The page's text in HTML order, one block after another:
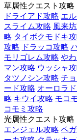
草属性クエスト攻略
ドライアド攻略 エ
スライム攻略 風来
略 タイボクモドキ
攻略 ドラッコ攻略
モリゴレム攻略 や
マン攻略 ウッシャ
タツノシン攻略 チ
ード攻略 オーロラ
略 キウイ攻略 モコ
コモミ攻略
光属性クエスト攻略
エンジェル攻略 ペ